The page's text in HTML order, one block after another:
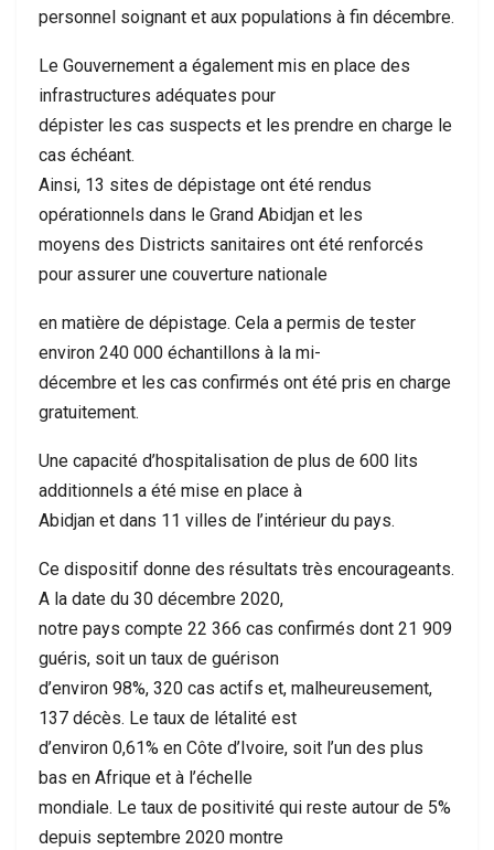
personnel soignant et aux populations à fin décembre.
Le Gouvernement a également mis en place des
infrastructures adéquates pour
dépister les cas suspects et les prendre en charge le
cas échéant.
Ainsi, 13 sites de dépistage ont été rendus
opérationnels dans le Grand Abidjan et les
moyens des Districts sanitaires ont été renforcés
pour assurer une couverture nationale
en matière de dépistage. Cela a permis de tester
environ 240 000 échantillons à la mi-
décembre et les cas confirmés ont été pris en charge
gratuitement.
Une capacité d’hospitalisation de plus de 600 lits
additionnels a été mise en place à
Abidjan et dans 11 villes de l’intérieur du pays.
Ce dispositif donne des résultats très encourageants.
A la date du 30 décembre 2020,
notre pays compte 22 366 cas confirmés dont 21 909
guéris, soit un taux de guérison
d’environ 98%, 320 cas actifs et, malheureusement,
137 décès. Le taux de létalité est
d’environ 0,61% en Côte d’Ivoire, soit l’un des plus
bas en Afrique et à l’échelle
mondiale. Le taux de positivité qui reste autour de 5%
depuis septembre 2020 montre